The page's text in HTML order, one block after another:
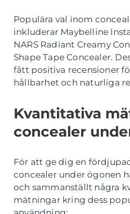
Populära val inom
inkluderar Maybelline
NARS Radiant Creamy
Shape Tape Concealer.
fått positiva recensioner
hållbarhet och naturliga
Kvantitativa
concealer
För att ge dig en
concealer under ögonen
och sammanställt några
mätningar kring dess